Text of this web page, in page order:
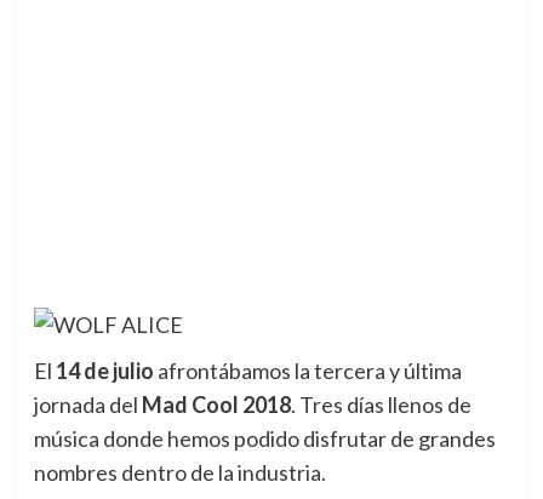
El 14 de julio afrontábamos la tercera y última
jornada del Mad Cool 2018. Tres días llenos de
música donde hemos podido disfrutar de grandes
nombres dentro de la industria.